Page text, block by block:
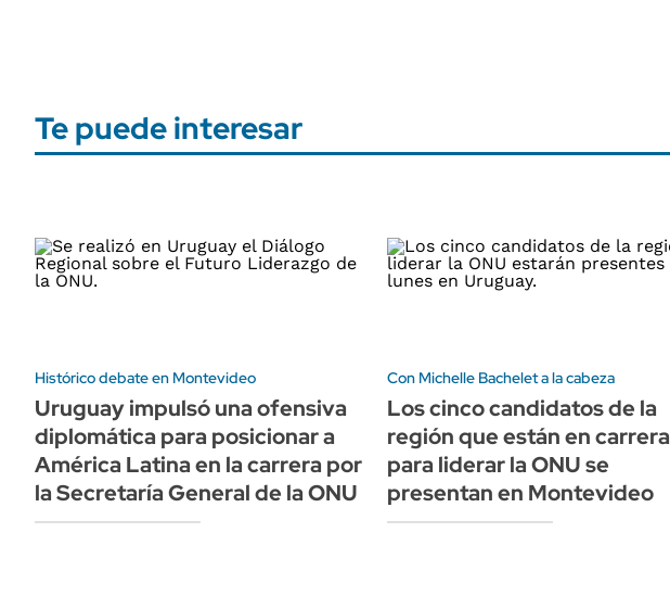
Te puede interesar
Histórico debate en Montevideo
Uruguay impulsó una ofensiva
diplomática para posicionar a
América Latina en la carrera por
la Secretaría General de la ONU
Con Michelle Bachelet a la cabeza
Los cinco candidatos de la
región que están en carrera
para liderar la ONU se
presentan en Montevideo